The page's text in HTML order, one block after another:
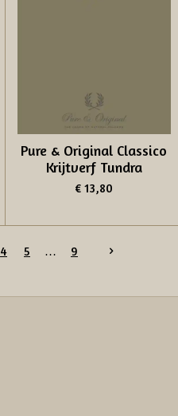
Pure & Original Classico
Krijtverf Tundra
€ 13,80
4 5 9